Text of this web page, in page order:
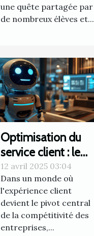
une quête partagée par
de nombreux élèves et...
Optimisation du
service client : le
rôle clé des
chatbots dans
l'amélioration
continue
12 avril 2025 03:04
Dans un monde où
l'expérience client
devient le pivot central
de la compétitivité des
entreprises,...